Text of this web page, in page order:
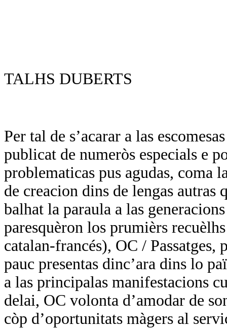
TALHS DUBERTS
Per tal de s’acarar a las
publicat de numeròs especials e
problematicas pus agudas, coma
de creacion dins de lengas autras
balhat la paraula a las
paresquèron los prumièrs
catalan-francés), OC / Passatges,
pauc presentas dinc’ara dins lo
a las principalas manifestacions
delai, OC volonta d’amodar de
còp d’oportunitats màgers al